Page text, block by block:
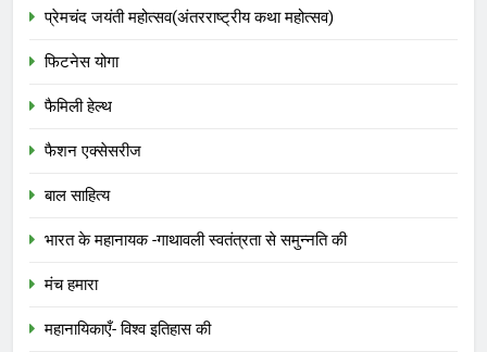
प्रेमचंद जयंती महोत्सव(अंतरराष्ट्रीय कथा महोत्सव)
फिटनेस योगा
फैमिली हेल्थ
फैशन एक्सेसरीज
बाल साहित्य
भारत के महानायक -गाथावली स्वतंत्रता से समुन्नति की
मंच हमारा
महानायिकाएँ- विश्व इतिहास की